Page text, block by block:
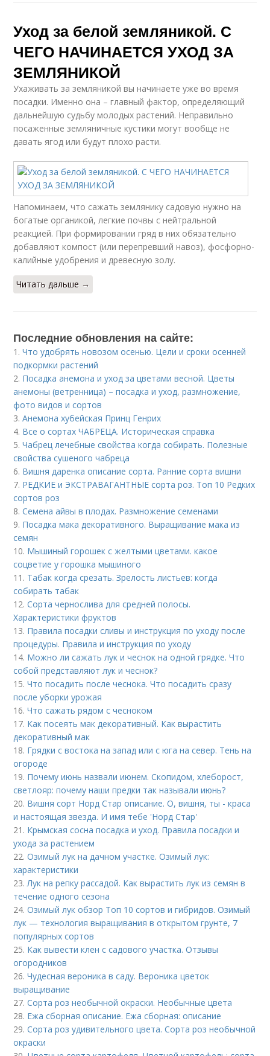
Уход за белой земляникой. С
ЧЕГО НАЧИНАЕТСЯ УХОД ЗА
ЗЕМЛЯНИКОЙ
Ухаживать за земляникой вы начинаете уже во время
посадки. Именно она – главный фактор, определяющий
дальнейшую судьбу молодых растений. Неправильно
посаженные земляничные кустики могут вообще не
давать ягод или будут плохо расти.
Напоминаем, что сажать землянику садовую нужно на
богатые органикой, легкие почвы с нейтральной
реакцией. При формировании гряд в них обязательно
добавляют компост (или перепревший навоз), фосфорно-
калийные удобрения и древесную золу.
Читать дальше →
Последние обновления на сайте:
1.Что удобрять новозом осенью. Цели и сроки осенней
подкормки растений
2. Посадка анемона и уход за цветами весной. Цветы
анемоны (ветренница) – посадка и уход, размножение,
фото видов и сортов
3.Анемона хубейская Принц Генрих
4. Все о сортах ЧАБРЕЦА. Историческая справка
5.Чабрец лечебные свойства когда собирать. Полезные
свойства сушеного чабреца
6. Вишня даренка описание сорта. Ранние сорта вишни
7. РЕДКИЕ и ЭКСТРАВАГАНТНЫЕ сорта роз. Топ 10 Редких
сортов роз
8.Семена айвы в плодах. Размножение семенами
9. Посадка мака декоративного. Выращивание мака из
семян
10. Мышиный горошек с желтыми цветами. какое
соцветие у горошка мышиного
11. Табак когда срезать. Зрелость листьев: когда
собирать табак
12.Сорта чернослива для средней полосы.
Характеристики фруктов
13. Правила посадки сливы и инструкция по уходу после
процедуры. Правила и инструкция по уходу
14. Можно ли сажать лук и чеснок на одной грядке. Что
собой представляют лук и чеснок?
15.Что посадить после чеснока. Что посадить сразу
после уборки урожая
16.Что сажать рядом с чесноком
17. Как посеять мак декоративный. Как вырастить
декоративный мак
18. Грядки с востока на запад или с юга на север. Тень на
огороде
19. Почему июнь назвали июнем. Скопидом, хлеборост,
светлояр: почему наши предки так называли июнь?
20. Вишня сорт Норд Стар описание. О, вишня, ты - краса
и настоящая звезда. И имя тебе 'Hорд Стар'
21. Крымская сосна посадка и уход. Правила посадки и
ухода за растением
22.Озимый лук на дачном участке. Озимый лук:
характеристики
23.Лук на репку рассадой. Как вырастить лук из семян в
течение одного сезона
24.Озимый лук обзор Топ 10 сортов и гибридов. Озимый
лук — технология выращивания в открытом грунте, 7
популярных сортов
25. Как вывести клен с садового участка. Отзывы
огородников
26.Чудесная вероника в саду. Вероника цветок
выращивание
27.Сорта роз необычной окраски. Необычные цвета
28. Ежа сборная описание. Ежа сборная: описание
29.Сорта роз удивительного цвета. Сорта роз необычной
окраски